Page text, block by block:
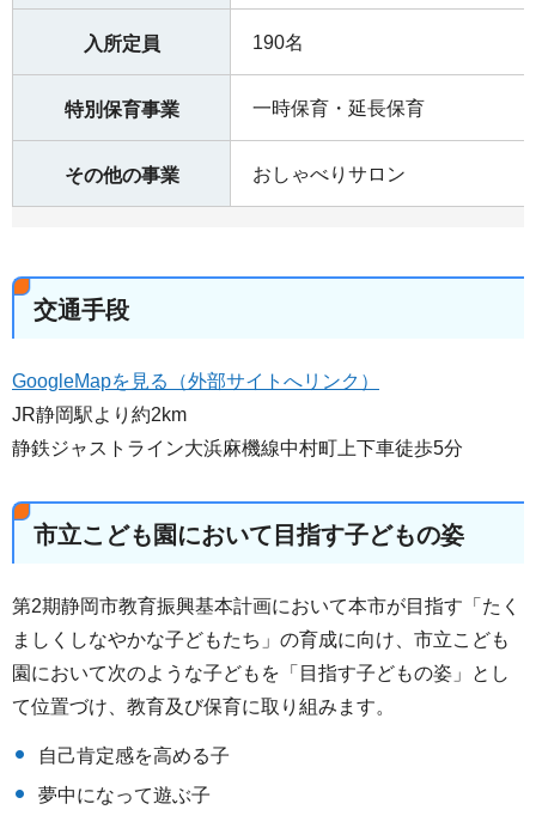
入所定員 190名
特別保育事業 一時保育・延長保育
その他の事業 おしゃべりサロン
交通手段
GoogleMapを見る（外部サイトへリンク）
JR静岡駅より約2km
静鉄ジャストライン大浜麻機線中村町上下車徒歩5分
市立こども園において目指す子どもの姿
第2期静岡市教育振興基本計画において本市が目指す「たく
ましくしなやかな子どもたち」の育成に向け、市立こども
園において次のような子どもを「目指す子どもの姿」とし
て位置づけ、教育及び保育に取り組みます。
自己肯定感を高める子
夢中になって遊ぶ子